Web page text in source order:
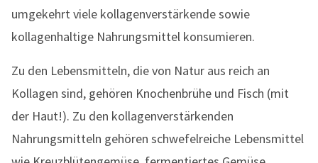
umgekehrt viele kollagenverstärkende sowie
kollagenhaltige Nahrungsmittel konsumieren.
Zu den Lebensmitteln, die von Natur aus reich an
Kollagen sind, gehören Knochenbrühe und Fisch (mit
der Haut!). Zu den kollagenverstärkenden
Nahrungsmitteln gehören schwefelreiche Lebensmittel